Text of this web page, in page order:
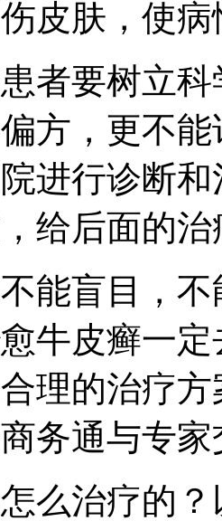
皮肤，使
者要树立
方，更不
进行诊断
给后面的
能盲目，
牛皮癣一
理的治疗
务通与专家
么治疗的